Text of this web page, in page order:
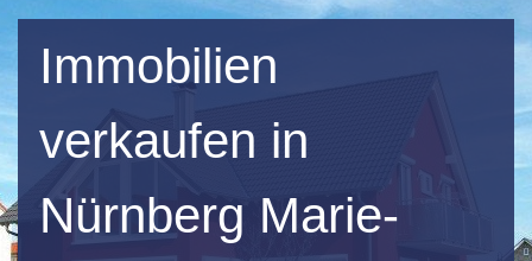
Immobilien
verkaufen in
Nürnberg Marie-